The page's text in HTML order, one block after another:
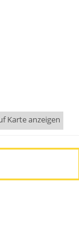
Karte anzeigen